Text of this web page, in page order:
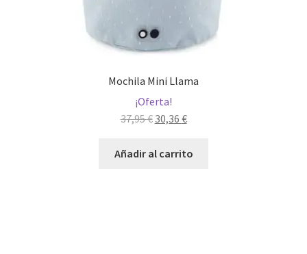
Mochila Mini Llama
¡Oferta!
37,95€El
original
30,36 €El
actual
Añadir al carrito